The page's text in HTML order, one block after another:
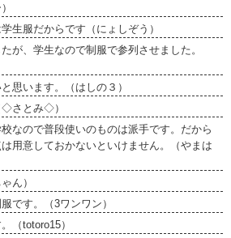
生服だからです（にょしぞう）
が、学生なので制服で参列させました。
思います。（はしの３）
◇さとみ◇）
なので普段使いのものは派手です。だから
用意しておかないといけません。（やまは
ん）
です。（3ワンワン）
（totoro15）